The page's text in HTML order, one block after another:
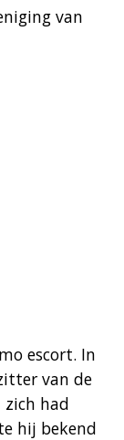
van
escort. In
van de
zich had
hij bekend